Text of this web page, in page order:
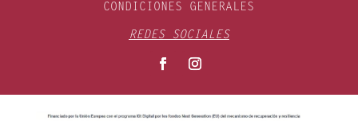
CONDICIONES GENERALES
REDES SOCIALES